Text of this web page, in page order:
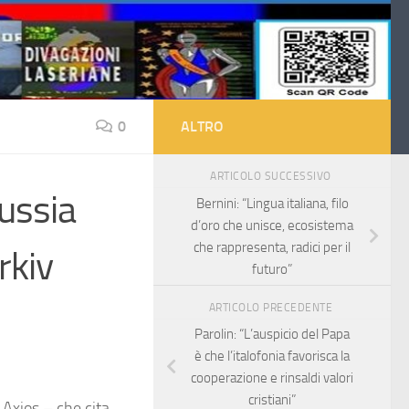
0 ALTRO
ARTICOLO SUCCESSIVO
Bernini: “Lingua italiana, filo
d’oro che unisce, ecosistema
che rappresenta, radici per il
futuro”
ARTICOLO PRECEDENTE
Parolin: “L’auspicio del Papa
è che l’italofonia favorisca la
cooperazione e rinsaldi valori
cristiani”